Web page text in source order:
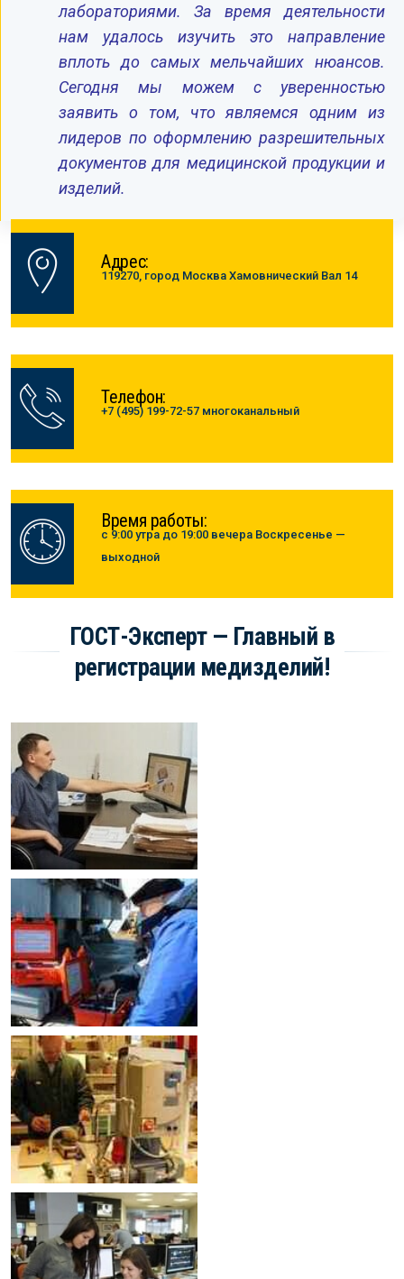
лабораториями. За время деятельности
нам удалось изучить это направление
вплоть до самых мельчайших нюансов.
Сегодня мы можем с уверенностью
заявить о том, что являемся одним из
лидеров по оформлению разрешительных
документов для медицинской продукции и
изделий.
Адрес:
119270, город Москва Хамовнический Вал 14
Телефон:
+7 (495) 199-72-57 многоканальный
Время работы:
с 9:00 утра до 19:00 вечера Воскресенье —
выходной
ГОСТ-Эксперт — Главный в
регистрации медизделий!